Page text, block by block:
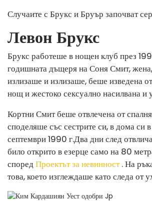
Случаите с Брукс и Бруър започват
Левон Брукс
Брукс работеше в нощен клуб през
годишната дъщеря на Соня Смит,
излизаше и излизаше, беше изведена
нощ и жестоко сексуално насилвана и
Кортни Смит беше отвлечена от
споделяше със сестрите си, в дома си
септември 1990 г.Два дни след
било открито в езерце само на 80
споредПроектът за невинност . На
това, което изглеждаше като следа от